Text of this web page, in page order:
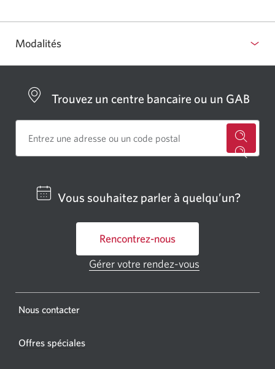
Modalités
Trouvez un centre bancaire ou un GAB
centre
Une
Vous souhaitez parler à quelqu’un?
Rencontrez-nous
Une
fenêtre
Gérer votre rendez-vous
Nous contacter
Offres spéciales